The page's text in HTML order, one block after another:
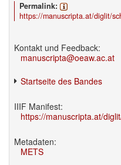
Permalink:
https://manuscripta.at/diglit/
Kontakt und Feedback:
manuscripta@oeaw.ac.at
Startseite des Bandes
IIIF Manifest:
https://manuscripta.at/
Metadaten:
METS